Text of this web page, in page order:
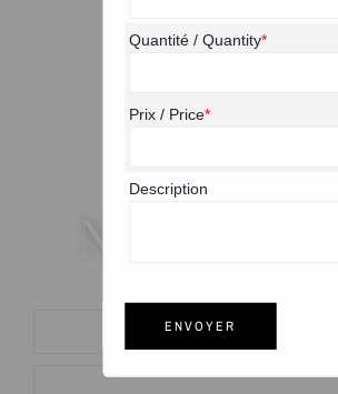
Quantité / Quantity*
Prix / Price*
Description
ENVOYER
Pour plus d'informations